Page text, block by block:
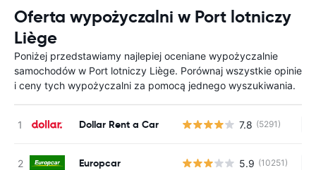
Oferta wypożyczalni w Port lotniczy
Liège
Poniżej przedstawiamy najlepiej oceniane wypożyczalnie
samochodów w Port lotniczy Liège. Porównaj wszystkie opinie
i ceny tych wypożyczalni za pomocą jednego wyszukiwania.
Dollar Rent a Car 7.8 (5291)
Europcar 5.9 (10251)